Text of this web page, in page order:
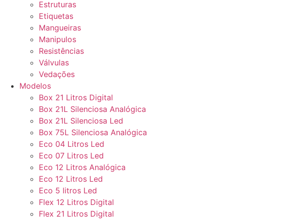
Estruturas
Etiquetas
Mangueiras
Manipulos
Resistências
Válvulas
Vedações
Modelos
Box 21 Litros Digital
Box 21L Silenciosa Analógica
Box 21L Silenciosa Led
Box 75L Silenciosa Analógica
Eco 04 Litros Led
Eco 07 Litros Led
Eco 12 Litros Analógica
Eco 12 Litros Led
Eco 5 litros Led
Flex 12 Litros Digital
Flex 21 Litros Digital